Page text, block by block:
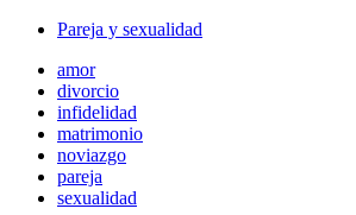
Pareja y sexualidad
amor
divorcio
infidelidad
matrimonio
noviazgo
pareja
sexualidad